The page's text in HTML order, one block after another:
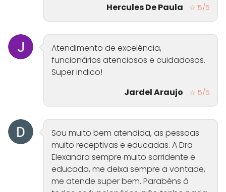
Hercules De Paula ☆ 5/5
Atendimento de excelência,
funcionários atenciosos e cuidadosos.
Super indico!
Jardel Araujo
☆ 5/5
Sou muito bem atendida, as pessoas
muito receptivas e educadas. A Dra
Elexandra sempre muito sorridente e
educada, me deixa sempre a vontade,
me atende super bem. Parabéns à